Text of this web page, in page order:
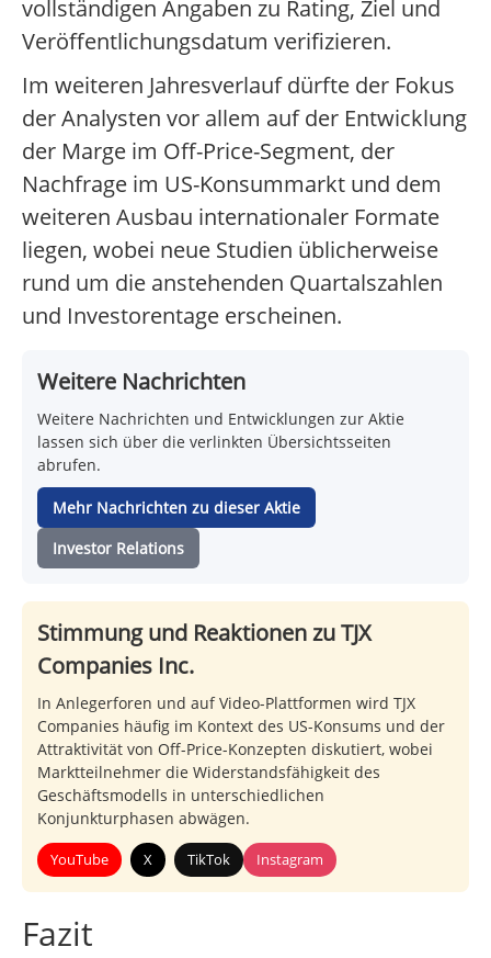
vollständigen Angaben zu Rating, Ziel und
Veröffentlichungsdatum verifizieren.
Im weiteren Jahresverlauf dürfte der Fokus
der Analysten vor allem auf der Entwicklung
der Marge im Off-Price-Segment, der
Nachfrage im US-Konsummarkt und dem
weiteren Ausbau internationaler Formate
liegen, wobei neue Studien üblicherweise
rund um die anstehenden Quartalszahlen
und Investorentage erscheinen.
Weitere Nachrichten
Weitere Nachrichten und Entwicklungen zur Aktie
lassen sich über die verlinkten Übersichtsseiten
abrufen.
Mehr Nachrichten zu dieser Aktie
Investor Relations
Stimmung und Reaktionen zu TJX
Companies Inc.
In Anlegerforen und auf Video-Plattformen wird TJX
Companies häufig im Kontext des US-Konsums und der
Attraktivität von Off-Price-Konzepten diskutiert, wobei
Marktteilnehmer die Widerstandsfähigkeit des
Geschäftsmodells in unterschiedlichen
Konjunkturphasen abwägen.
YouTube X TikTok Instagram
Fazit